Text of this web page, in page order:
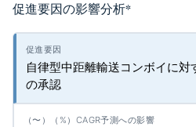
促進要因の影響分析*
自律型中距離輸送コンボイに対
の承認